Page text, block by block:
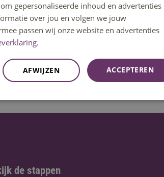
de stappen
gepersonaliseerde inhoud en advertenties
over jou en volgen we jouw
passen wij onze website en advertenties
ACCEPTEREN
AFWIJZEN